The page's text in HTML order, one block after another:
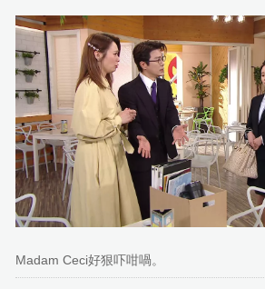
Madam Ceci好狠吓咁喎。